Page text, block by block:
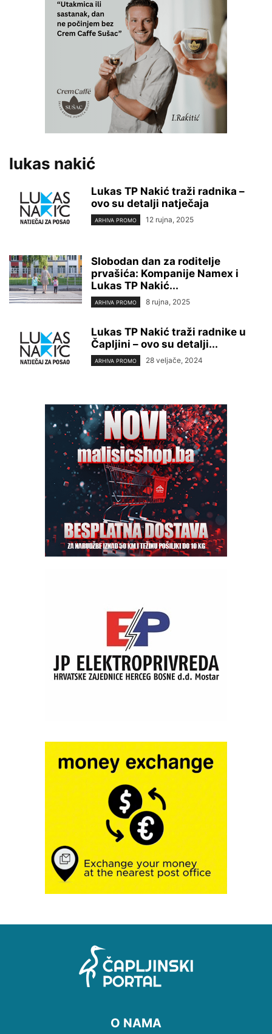
lukas nakić
Lukas TP Nakić traži radnika –
ovo su detalji natječaja
ARHIVA PROMO 12 rujna, 2025
Slobodan dan za roditelje
prvašića: Kompanije Namex i
Lukas TP Nakić...
ARHIVA PROMO 8 rujna, 2025
Lukas TP Nakić traži radnike u
Čapljini – ovo su detalji...
ARHIVA PROMO 28 veljače, 2024
O NAMA